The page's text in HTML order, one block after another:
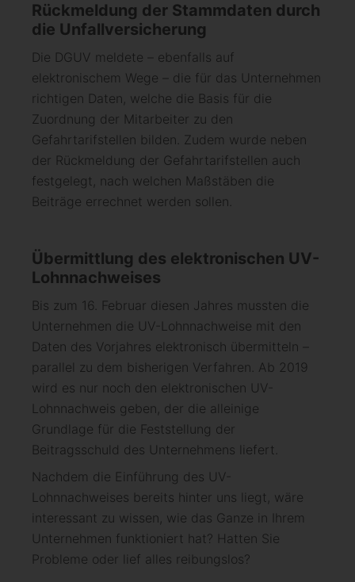
Rückmeldung der Stammdaten durch
die Unfallversicherung
Die DGUV meldete – ebenfalls auf
elektronischem Wege – die für das Unternehmen
richtigen Daten, welche die Basis für die
Zuordnung der Mitarbeiter zu den
Gefahrtarifstellen bilden. Zudem wurde neben
der Rückmeldung der Gefahrtarifstellen auch
festgelegt, nach welchen Maßstäben die
Beiträge errechnet werden sollen.
Übermittlung des elektronischen UV-
Lohnnachweises
Bis zum 16. Februar diesen Jahres mussten die
Unternehmen die UV-Lohnnachweise mit den
Daten des Vorjahres elektronisch übermitteln –
parallel zu dem bisherigen Verfahren. Ab 2019
wird es nur noch den elektronischen UV-
Lohnnachweis geben, der die alleinige
Grundlage für die Feststellung der
Beitragsschuld des Unternehmens liefert.
Nachdem die Einführung des UV-
Lohnnachweises bereits hinter uns liegt, wäre
interessant zu wissen, wie das Ganze in Ihrem
Unternehmen funktioniert hat? Hatten Sie
Probleme oder lief alles reibungslos?